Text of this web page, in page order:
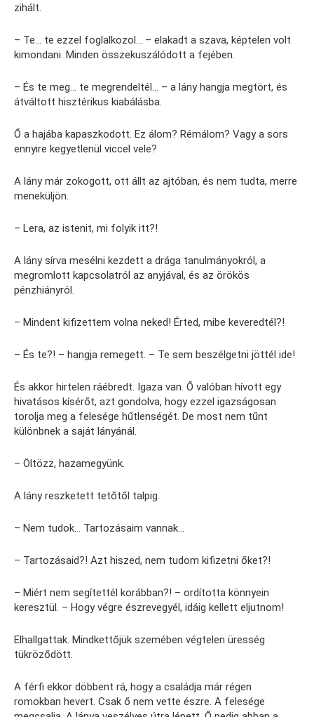
zihált.
– Te… te ezzel foglalkozol… – elakadt a szava, képtelen volt
kimondani. Minden összekuszálódott a fejében.
– És te meg… te megrendeltél… – a lány hangja megtört, és
átváltott hisztérikus kiabálásba.
Ő a hajába kapaszkodott. Ez álom? Rémálom? Vagy a sors
ennyire kegyetlenül viccel vele?
A lány már zokogott, ott állt az ajtóban, és nem tudta, merre
meneküljön.
– Lera, az istenit, mi folyik itt?!
A lány sírva mesélni kezdett a drága tanulmányokról, a
megromlott kapcsolatról az anyjával, és az örökös
pénzhiányról.
– Mindent kifizettem volna neked! Érted, mibe keveredtél?!
– És te?! – hangja remegett. – Te sem beszélgetni jöttél ide!
És akkor hirtelen ráébredt. Igaza van. Ő valóban hívott egy
hivatásos kísérőt, azt gondolva, hogy ezzel igazságosan
torolja meg a felesége hűtlenségét. De most nem tűnt
különbnek a saját lányánál.
– Öltözz, hazamegyünk.
A lány reszketett tetőtől talpig.
– Nem tudok… Tartozásaim vannak…
– Tartozásaid?! Azt hiszed, nem tudom kifizetni őket?!
– Miért nem segítettél korábban?! – ordította könnyein
keresztül. – Hogy végre észrevegyél, idáig kellett eljutnom!
Elhallgattak. Mindkettőjük szemében végtelen üresség
tükröződött.
A férfi ekkor döbbent rá, hogy a családja már régen
romokban hevert. Csak ő nem vette észre. A felesége